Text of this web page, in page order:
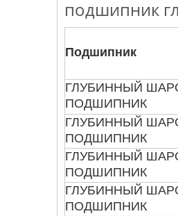
подшипник
Подшипник
ГЛУБИННЫЙ
ПОДШИПНИК
ГЛУБИННЫЙ
ПОДШИПНИК
ГЛУБИННЫЙ
ПОДШИПНИК
ГЛУБИННЫЙ
ПОДШИПНИК